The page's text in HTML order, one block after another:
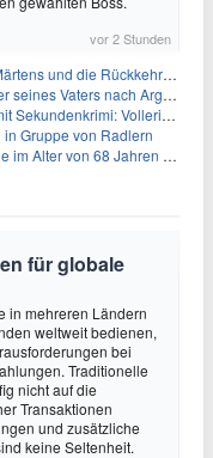
vor 2 Stunden
und die Rückkehr nach Paris
Vaters nach Argentinien
Vollering in Gelb
Gruppe von Radlern
von 68 Jahren gestorben
für globale
in mehreren Ländern
weltweit bedienen,
bei
Traditionelle
nicht auf die
Transaktionen
und zusätzliche
keine Seltenheit.